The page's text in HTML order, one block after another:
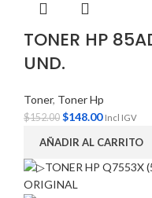
TONER HP
UND.
Toner, Toner Hp
$152.00 $148.00 Incl IGV
AÑADIR AL CARRITO